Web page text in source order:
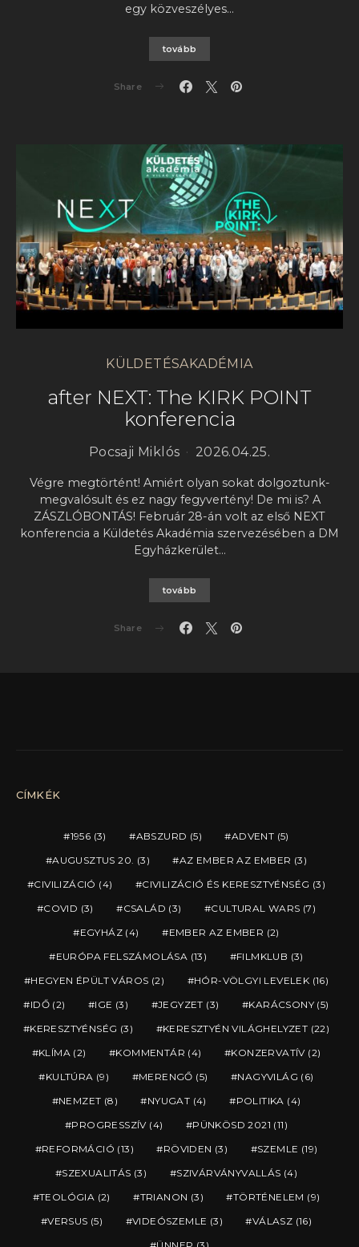
egy közveszélyes…
tovább
Share
KÜLDETÉSAKADÉMIA
after NEXT: The KIRK POINT
konferencia
Pocsaji Miklós 2026.04.25.
Végre megtörtént! Amiért olyan sokat dolgoztunk-
megvalósult és ez nagy fegyvertény! De mi is? A
ZÁSZLÓBONTÁS! Február 28-án volt az első NEXT
konferencia a Küldetés Akadémia szervezésében a DM
Egyházkerület…
tovább
Share
CÍMKÉK
1956 (3) ABSZURD (5) ADVENT (5)
AUGUSZTUS 20. (3) AZ EMBER AZ EMBER (3)
CIVILIZÁCIÓ (4) CIVILIZÁCIÓ ÉS KERESZTYÉNSÉG (3)
COVID (3) CSALÁD (3) CULTURAL WARS (7)
EGYHÁZ (4) EMBER AZ EMBER (2)
EURÓPA FELSZÁMOLÁSA (13) FILMKLUB (3)
HEGYEN ÉPÜLT VÁROS (2) HÓR-VÖLGYI LEVELEK (16)
IDŐ (2) IGE (3) JEGYZET (3) KARÁCSONY(5)
KERESZTYÉNSÉG (3) KERESZTYÉN VILÁGHELYZET (22)
KLÍMA(2) KOMMENTÁR (4) KONZERVATÍV(2)
KULTÚRA (9) MERENGŐ (5) NAGYVILÁG (6)
NEMZET (8) NYUGAT (4) POLITIKA (4)
PROGRESSZÍV(4) PÜNKÖSD 2021 (11)
REFORMÁCIÓ (13) RÖVIDEN (3) SZEMLE (19)
SZEXUALITÁS (3) SZIVÁRVÁNYVALLÁS (4)
TEOLÓGIA (2) TRIANON (3) TÖRTÉNELEM (9)
VERSUS (5) VIDEÓSZEMLE (3) VÁLASZ (16)